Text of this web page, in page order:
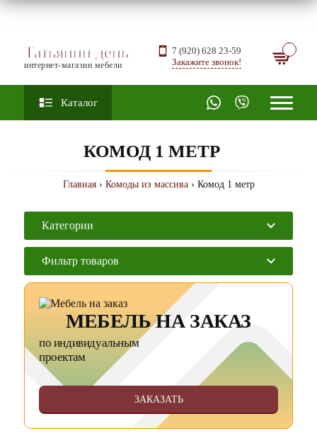
Татьянин день
интернет-магазин мебели
7 (920) 628 23-59
Закажите звонок!
Каталог
КОМОД 1 МЕТР
Главная› Комоды из массива› Комод 1 метр
Категории
Фильтр товаров
МЕБЕЛЬ НА ЗАКАЗ
по индивидуальным
проектам
ЗАКАЗАТЬ